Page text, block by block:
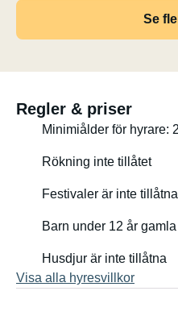
Se
Regler & priser
Minimiålder för hyrare:
Rökning inte tillåtet
Festivaler är inte tillåtna
Barn under 12 år
Husdjur är inte tillåtna
Visa alla hyresvillkor